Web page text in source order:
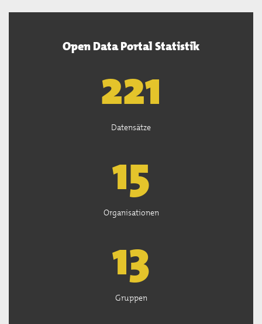
Open Data Portal Statistik
222
Datensätze
15
Organisationen
13
Gruppen